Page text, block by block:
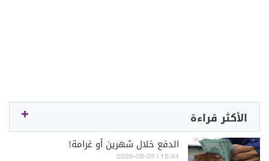
الأكثر قراءة
الدفع خلال شهرين أو غرامة!
15:44 | 2026-08-05